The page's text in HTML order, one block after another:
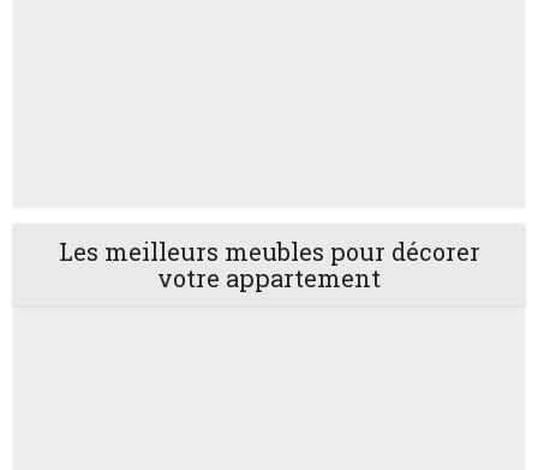
Les meilleurs meubles pour décorer
votre appartement